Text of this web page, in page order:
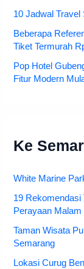
10 Jadwal Travel
Beberapa
Tiket Termurah
Pop Hotel
Fitur Modern
Ke
White Marine
19 Rekomendasi
Perayaan
Taman Wisata
Semarang
Lokasi Curug